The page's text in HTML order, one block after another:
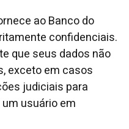
ao Banco do
confidenciais.
que seus dados não
exceto em casos
judiciais para
usuário em